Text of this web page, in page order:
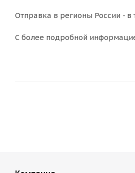
Отправка в регионы России - в
С более подробной